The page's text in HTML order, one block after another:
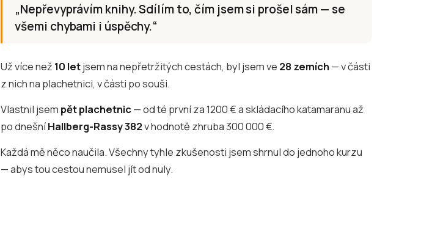
„Nepřevyprávím knihy. Sdílím to, čím jsem si prošel sám — se
všemi chybami i úspěchy.“
Už více než 10 letjsem na nepřetržitých cestách, byl jsem ve 28 zemích— v části
z nich na plachetnici, v části po souši.
Vlastnil jsem pět plachetnic— od té první za 1200 € a skládacího katamaranu až
po dnešníHallberg-Rassy 382v hodnotě zhruba 300 000 €.
Každá mě něco naučila. Všechny tyhle zkušenosti jsem shrnul do jednoho kurzu
— abys tou cestou nemusel jít od nuly.